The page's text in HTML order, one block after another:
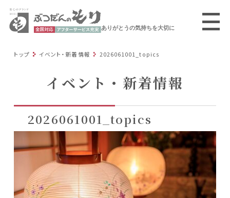
ありがとうの気持ちを大切に
トップ イベント・新着情報 2026061001_topics
イベント・新着情報
2026061001_topics